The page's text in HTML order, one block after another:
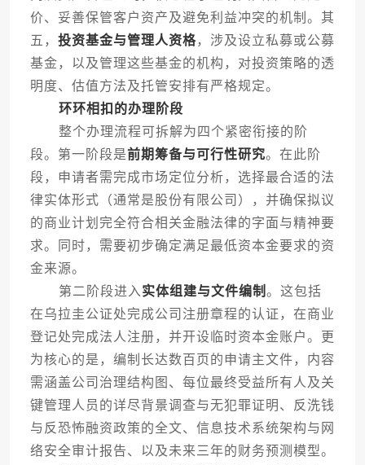
价、妥善保管客户资产及避免利益冲突的机制。其
五， 投资基金与管理人资格，涉及设立私募或公募
基金，以及管理这些基金的机构，对投资策略的透
明度、估值方法及托管安排有严格规定。
环环相扣的办理阶段
整个办理流程可拆解为四个紧密衔接的阶
段。第一阶段是前期筹备与可行性研究。在此阶
段，申请者需完成市场定位分析，选择最合适的法
律实体形式（通常是股份有限公司），并确保拟议
的商业计划完全符合相关金融法律的字面与精神要
求。同时，需要初步确定满足最低资本金要求的资
金来源。
第二阶段进入 实体组建与文件编制 。这包括
在乌拉圭公证处完成公司注册章程的认证，在商业
登记处完成法人注册，并开设临时资本金账户。更
为核心的是，编制长达数百页的申请主文件，内容
需涵盖公司治理结构图、每位最终受益所有人及关
键管理人员的详尽背景调查与无犯罪证明、反洗钱
与反恐怖融资政策的全文、信息技术系统架构与网
络安全审计报告、以及未来三年的财务预测模型。